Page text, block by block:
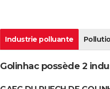
Industrie polluante
Golinhac possède 2